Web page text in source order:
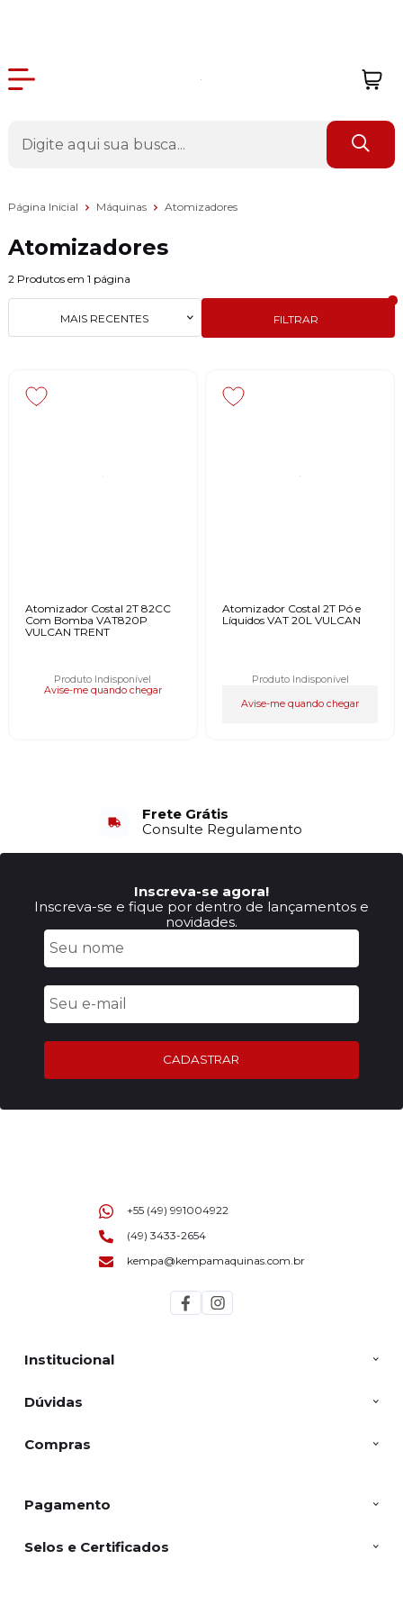
Página Inicial Máquinas Atomizadores
Atomizadores
2 Produtos em 1 página
FILTRAR
MAIS RECENTES
Atomizador Costal 2T 82CC
Com Bomba VAT820P
VULCAN TRENT
Produto Indisponível
Avise-me quando chegar
Atomizador Costal 2T Pó e
Líquidos VAT 20L VULCAN
Produto Indisponível
Avise-me quando chegar
Frete Grátis
Consulte Regulamento
Inscreva-se agora!
Inscreva-se e fique por dentro de lançamentos e
novidades.
CADASTRAR
Institucional
Dúvidas
Compras
+55 (49) 991004922
(49) 3433-2654
kempa@kempamaquinas.com.br
Pagamento
Selos e Certificados